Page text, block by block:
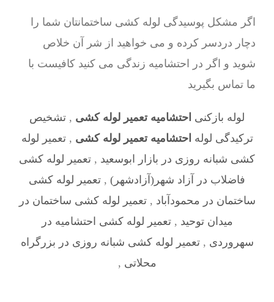
اگر مشکل پوسیدگی لوله کشی ساختمانتان شما را
دچار دردسر کرده و می خواهید از شر آن خلاص
شوید و اگر در احتشامیه زندگی می کنید کافیست با
ما تماس بگیرید
لوله بازکنی احتشامیه تعمیر لوله کشی , تشخیص
ترکیدگی لوله احتشامیه تعمیر لوله کشی ,تعمیر لوله
کشی شبانه روزی در بازار ابوسعید , تعمیر لوله کشی
فاضلاب در آزاد شهر(آزادشهر) , تعمیر لوله کشی
ساختمان در محمودآباد ,تعمیر لوله کشی ساختمان در
میدان توحید ,تعمیر لوله کشی احتشامیه در
سهروردی ,تعمیر لوله کشی شبانه روزی در بزرگراه
محلاتی ,